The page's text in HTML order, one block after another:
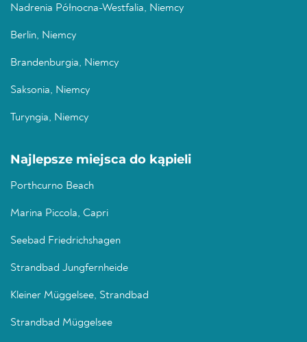
Nadrenia Północna-Westfalia, Niemcy
Berlin, Niemcy
Brandenburgia, Niemcy
Saksonia, Niemcy
Turyngia, Niemcy
Najlepsze miejsca do kąpieli
Porthcurno Beach
Marina Piccola, Capri
Seebad Friedrichshagen
Strandbad Jungfernheide
Kleiner Müggelsee, Strandbad
Strandbad Müggelsee